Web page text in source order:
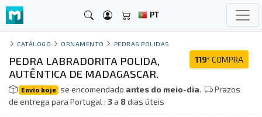
PT
CATÁLOGO ORNAMENTO PEDRAS POLIDAS
119€ COMPRA
PEDRA LABRADORITA POLIDA,
AUTÊNTICA DE MADAGASCAR.
Envio hoje se encomendado antes do meio-dia.
Prazos
de entrega para Portugal : 3a 8dias úteis